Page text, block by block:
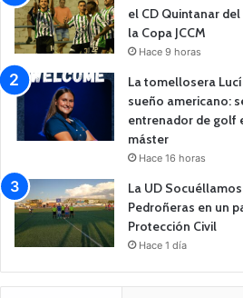
el CD Quintanar
la Copa JCCM
Hace 9 horas
La tomellosera
sueño americano:
entrenador de golf
máster
Hace 16 horas
La UD
Pedroñeras en un
Protección Civil
Hace 1 día